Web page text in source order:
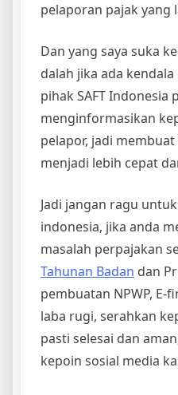
pelaporan pajak yang
Dan yang saya suka
dalah jika ada
pihak SAFT Indonesia
menginformasikan
pelapor, jadi
menjadi lebih cepat
Jadi jangan ragu
indonesia, jika anda
masalah perpajakan
Tahunan Badan dan
pembuatan NPWP, E-
laba rugi, serahkan
pasti selesai dan
kepoin sosial media